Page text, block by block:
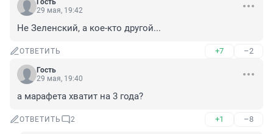
Гость
29 мая, 19:42
Не Зеленский, а кое-кто другой...
ОТВЕТИТЬ +7 –2
Гость
29 мая, 19:40
а марафета хватит на 3 года?
ОТВЕТИТЬ 2 +1 –8